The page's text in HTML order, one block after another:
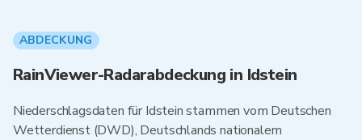
ABDECKUNG
RainViewer-Radarabdeckung in Idstein
Niederschlagsdaten für Idstein stammen vom Deutschen
Wetterdienst (DWD), Deutschlands nationalem